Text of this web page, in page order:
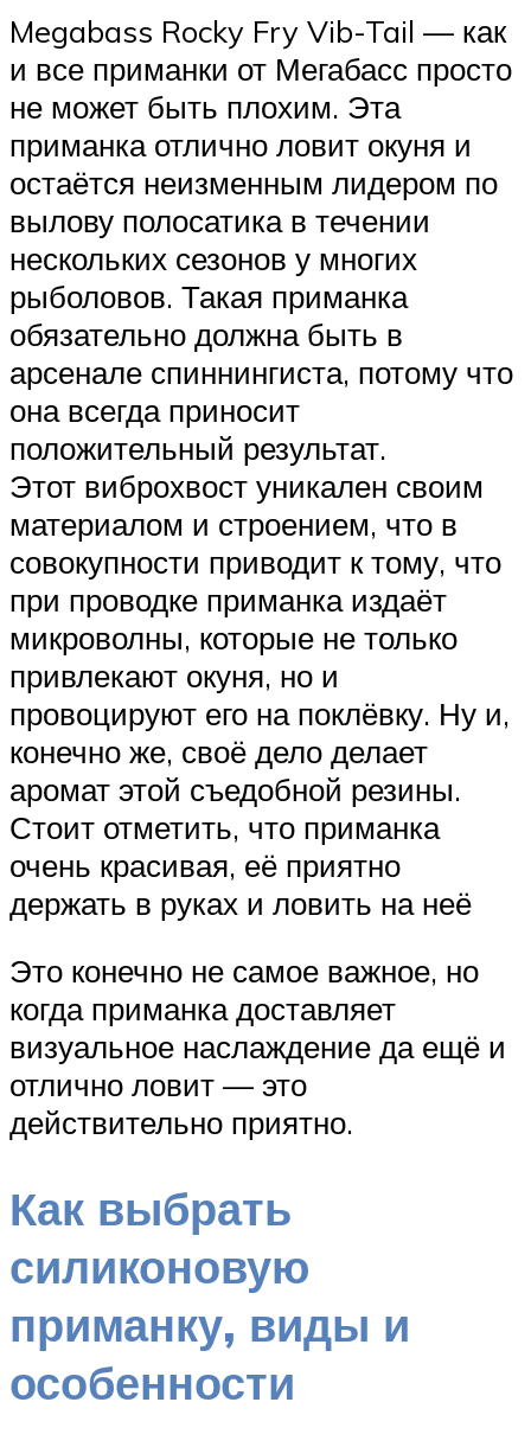
Megabass Rocky Fry Vib-Tail — как
и все приманки от Мегабасс просто
не может быть плохим. Эта
приманка отлично ловит окуня и
остаётся неизменным лидером по
вылову полосатика в течении
нескольких сезонов у многих
рыболовов. Такая приманка
обязательно должна быть в
арсенале спиннингиста, потому что
она всегда приносит
положительный результат.
Этот виброхвост уникален своим
материалом и строением, что в
совокупности приводит к тому, что
при проводке приманка издаёт
микроволны, которые не только
привлекают окуня, но и
провоцируют его на поклёвку. Ну и,
конечно же, своё дело делает
аромат этой съедобной резины.
Стоит отметить, что приманка
очень красивая, её приятно
держать в руках и ловить на неё
Это конечно не самое важное, но
когда приманка доставляет
визуальное наслаждение да ещё и
отлично ловит — это
действительно приятно.
Как выбрать
силиконовую
приманку, виды и
особенности